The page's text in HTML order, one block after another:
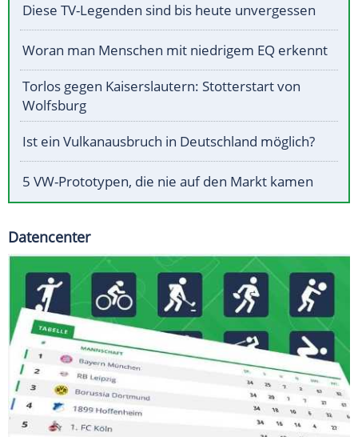
Diese TV-Legenden sind bis heute unvergessen
Woran man Menschen mit niedrigem EQ erkennt
Torlos gegen Kaiserslautern: Stotterstart von
Wolfsburg
Ist ein Vulkanausbruch in Deutschland möglich?
5 VW-Prototypen, die nie auf den Markt kamen
Datencenter